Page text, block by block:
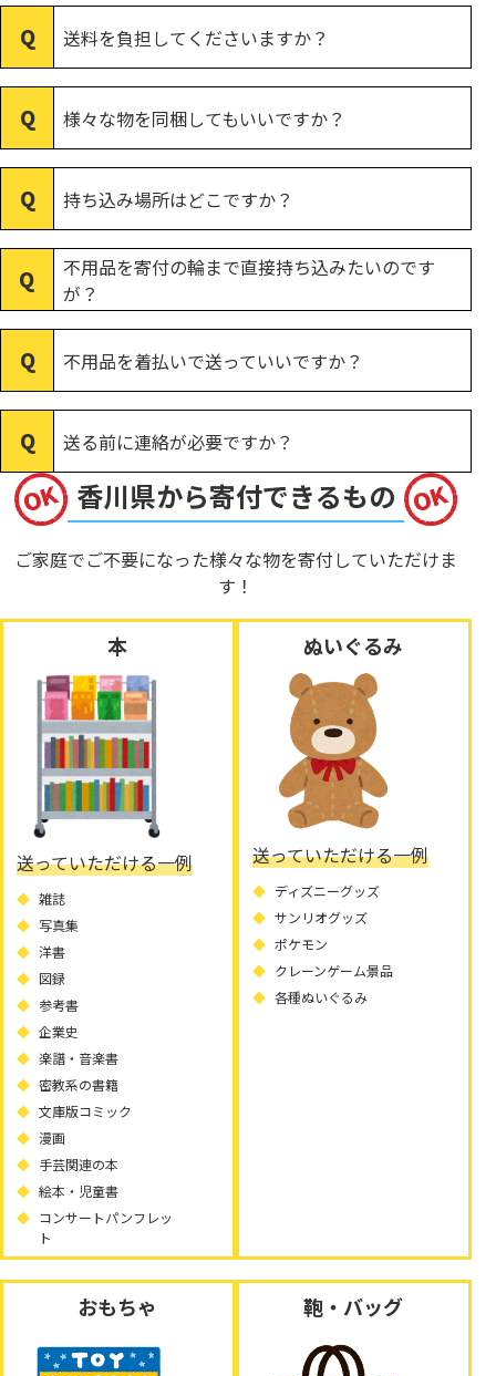
送料を負担してくださいますか？
様々な物を同梱してもいいですか？
持ち込み場所はどこですか？
不用品を寄付の輪まで直接持ち込みたいのです
が？
不用品を着払いで送っていいですか？
送る前に連絡が必要ですか？
香川県から寄付できるもの
ご家庭でご不要になった様々な物を寄付していただけま
す！
本
送っていただける一例
雑誌
写真集
洋書
図録
参考書
企業史
楽譜・音楽書
密教系の書籍
文庫版コミック
漫画
手芸関連の本
絵本・児童書
コンサートパンフレッ
ト
ぬいぐるみ
送っていただける一例
ディズニーグッズ
サンリオグッズ
ポケモン
クレーンゲーム景品
各種ぬいぐるみ
おもちゃ 鞄・バッグ